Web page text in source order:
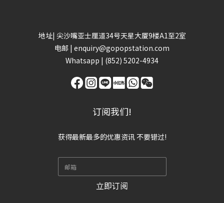
地址| 尖沙嘴亚士厘道34号天星大厦9楼A1至2室
电邮 | enquiry@gopopstation.com
Whatsapp | (852) 5202-4934
订阅我们!
获得最新最多的优惠资讯 不要错过!
立即订阅